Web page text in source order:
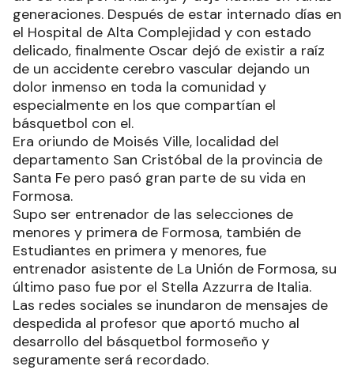
generaciones. Después de estar internado días en
el Hospital de Alta Complejidad y con estado
delicado, finalmente Oscar dejó de existir a raíz
de un accidente cerebro vascular dejando un
dolor inmenso en toda la comunidad y
especialmente en los que compartían el
básquetbol con el.
Era oriundo de Moisés Ville, localidad del
departamento San Cristóbal de la provincia de
Santa Fe pero pasó gran parte de su vida en
Formosa.
Supo ser entrenador de las selecciones de
menores y primera de Formosa, también de
Estudiantes en primera y menores, fue
entrenador asistente de La Unión de Formosa, su
último paso fue por el Stella Azzurra de Italia.
Las redes sociales se inundaron de mensajes de
despedida al profesor que aportó mucho al
desarrollo del básquetbol formoseño y
seguramente será recordado.